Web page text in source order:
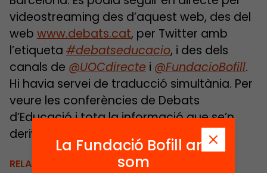
videostreaming des d’aquest web, des del
web www.debats.cat, per Twitter amb
l’etiqueta #debatseducacio, i des dels
canals de @UOCdirecte i @FundacioBofill.
Hi havia servei de traducció simultània. Per
veure les conferències de Debats
d’Educació i tota la informació que se’n
deriva visiteu
RELACIONATS
La Fundació Bofill ara
som